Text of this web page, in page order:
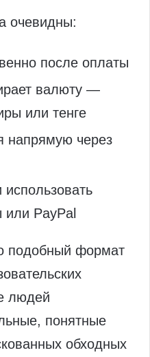
очевидны:
после оплаты
валюту —
или тенге
напрямую через
или PayPal
подобный формат
людей
понятные
обходных